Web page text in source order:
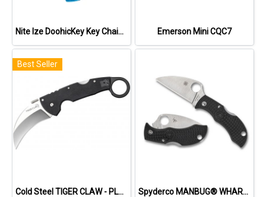
Nite Ize DoohicKey Key Chain Knife Emerson Mini CQC7
Best Seller
Cold Steel TIGER CLAW - PLAIN EDGE (S35VN) Spyderco MANBUG® WHARNCLIFFE